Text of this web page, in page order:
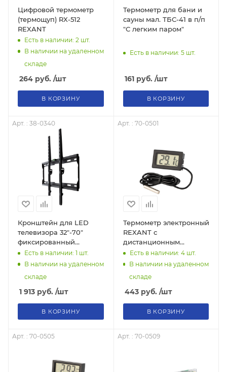
Цифровой термометр
(термощуп) RX-512
REXANT
Есть в наличии: 2 шт.
В наличии на удаленном
складе
264 руб. /шт
В КОРЗИНУ
Термометр для бани и
сауны мал. ТБС-41 в п/п
"С легким паром"
Есть в наличии: 5шт.
161руб. /шт
В КОРЗИНУ
Арт. : 38-0340
Кронштейн для LED
телевизора 32"-70"
фиксированный
Rexant®
Есть в наличии: 1 шт.
В наличии на удаленном
складе
1 913 руб. /шт
В КОРЗИНУ
Арт. : 70-0501
Термометр электронный
REXANT с
дистанционным
датчиком измерения
температуры
Есть в наличии: 4шт.
В наличии на удаленном
складе
443руб. /шт
В КОРЗИНУ
Арт. : 70-0505 Арт. : 70-0509